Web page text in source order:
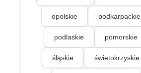
opolskie podkarpackie
podlaskie pomorskie
śląskie świetokrzyskie